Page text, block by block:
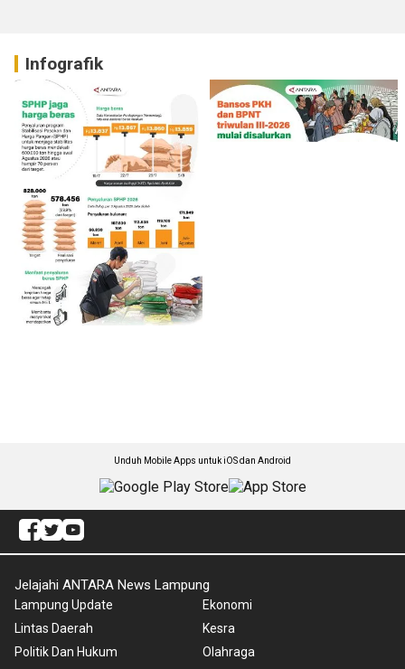
Infografik
Unduh Mobile Apps untuk iOS dan Android
Jelajahi ANTARA News Lampung
Lampung Update
Lintas Daerah
Politik Dan Hukum
Ekonomi
Kesra
Olahraga